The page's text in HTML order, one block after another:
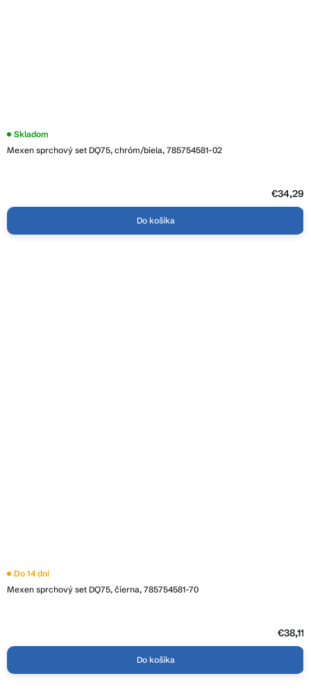
Mexen sprchový set DQ75, chróm/biela, 785754581-02
Skladom
€34,29
Do košíka
Mexen sprchový set DQ75, čierna, 785754581-70
Do 14 dní
€38,11
Do košíka